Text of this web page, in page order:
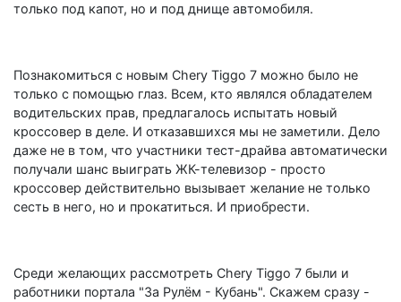
только под капот, но и под днище автомобиля.
Познакомиться с новым Chery Tiggo 7 можно было не
только с помощью глаз. Всем, кто являлся обладателем
водительских прав, предлагалось испытать новый
кроссовер в деле. И отказавшихся мы не заметили. Дело
даже не в том, что участники тест-драйва автоматически
получали шанс выиграть ЖК-телевизор - просто
кроссовер действительно вызывает желание не только
сесть в него, но и прокатиться. И приобрести.
Среди желающих рассмотреть Chery Tiggo 7 были и
работники портала "За Рулём - Кубань". Скажем сразу -